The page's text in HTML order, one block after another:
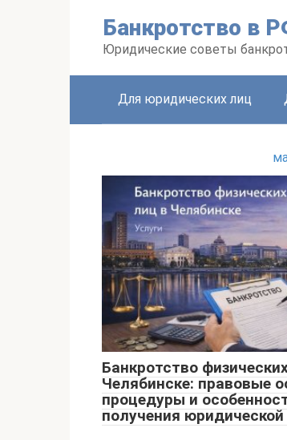
Банкротство в
Юридические советы
Для юридических лиц
Банкротство
Челябинске: правовые
процедуры и
получения